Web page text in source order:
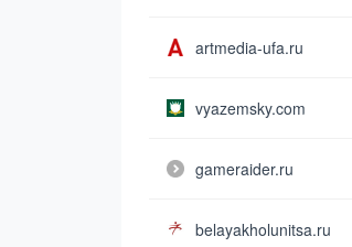
artmedia-ufa.ru
vyazemsky.com
gameraider.ru
belayakholunitsa.ru